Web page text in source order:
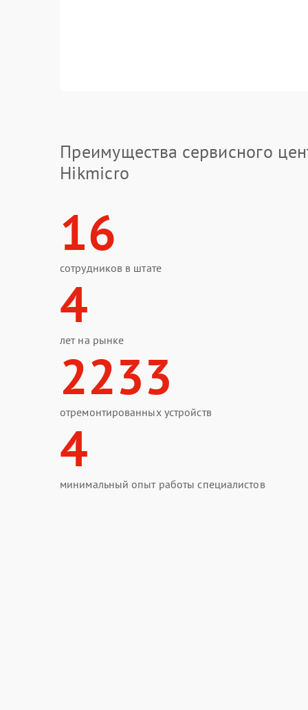
Преимущества сервисного
Hikmicro
16
сотрудников в штате
4
лет на рынке
2233
отремонтированных устройств
4
минимальный опыт работы специалистов